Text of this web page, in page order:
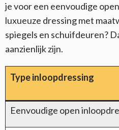
je voor een eenvoudige
luxueuze dressing met
spiegels en schuifdeuren?
aanzienlijk zijn.
Type inloopdressing
Eenvoudige open